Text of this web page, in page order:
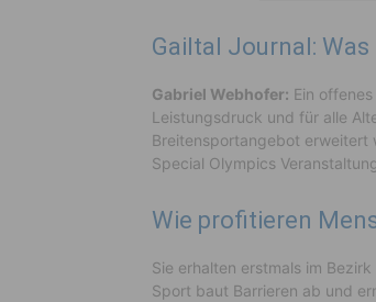
Gailtal Journal:
Gabriel Webhofer: Ein
Leistungsdruck und für alle
Breitensportangebot erweitert
Special Olympics
Wie profitieren
Sie erhalten erstmals im
Sport baut Barrieren ab und